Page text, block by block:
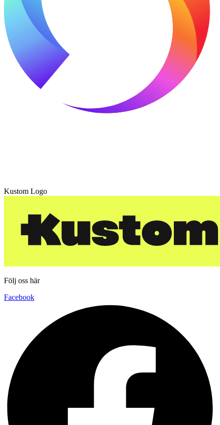
Kustom Logo
Följ oss här
Facebook